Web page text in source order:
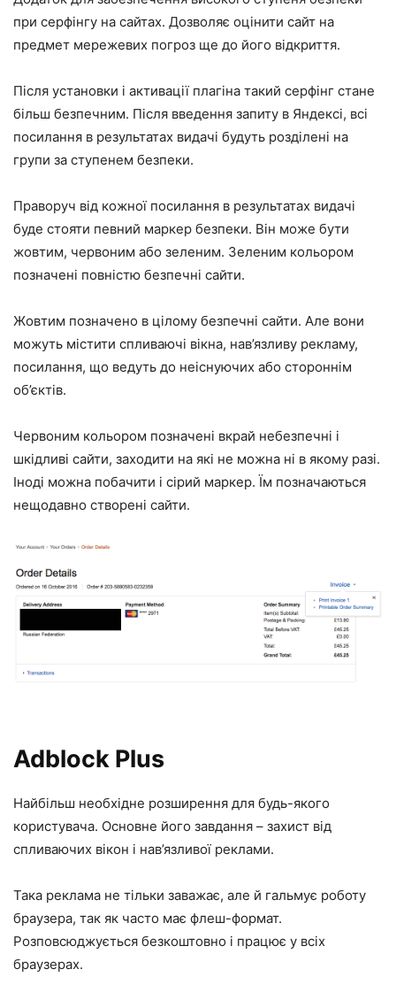
при серфінгу на сайтах. Дозволяє оцінити сайт на
предмет мережевих погроз ще до його відкриття.
Після установки і активації плагіна такий серфінг стане
більш безпечним. Після введення запиту в Яндексі, всі
посилання в результатах видачі будуть розділені на
групи за ступенем безпеки.
Праворуч від кожної посилання в результатах видачі
буде стояти певний маркер безпеки. Він може бути
жовтим, червоним або зеленим. Зеленим кольором
позначені повністю безпечні сайти.
Жовтим позначено в цілому безпечні сайти. Але вони
можуть містити спливаючі вікна, нав’язливу рекламу,
посилання, що ведуть до неіснуючих або стороннім
об’єктів.
Червоним кольором позначені вкрай небезпечні і
шкідливі сайти, заходити на які не можна ні в якому разі.
Іноді можна побачити і сірий маркер. Їм позначаються
нещодавно створені сайти.
Adblock Plus
Найбільш необхідне розширення для будь-якого
користувача. Основне його завдання – захист від
спливаючих вікон і нав’язливої реклами.
Така реклама не тільки заважає, але й гальмує роботу
браузера, так як часто має флеш-формат.
Розповсюджується безкоштовно і працює у всіх
браузерах.